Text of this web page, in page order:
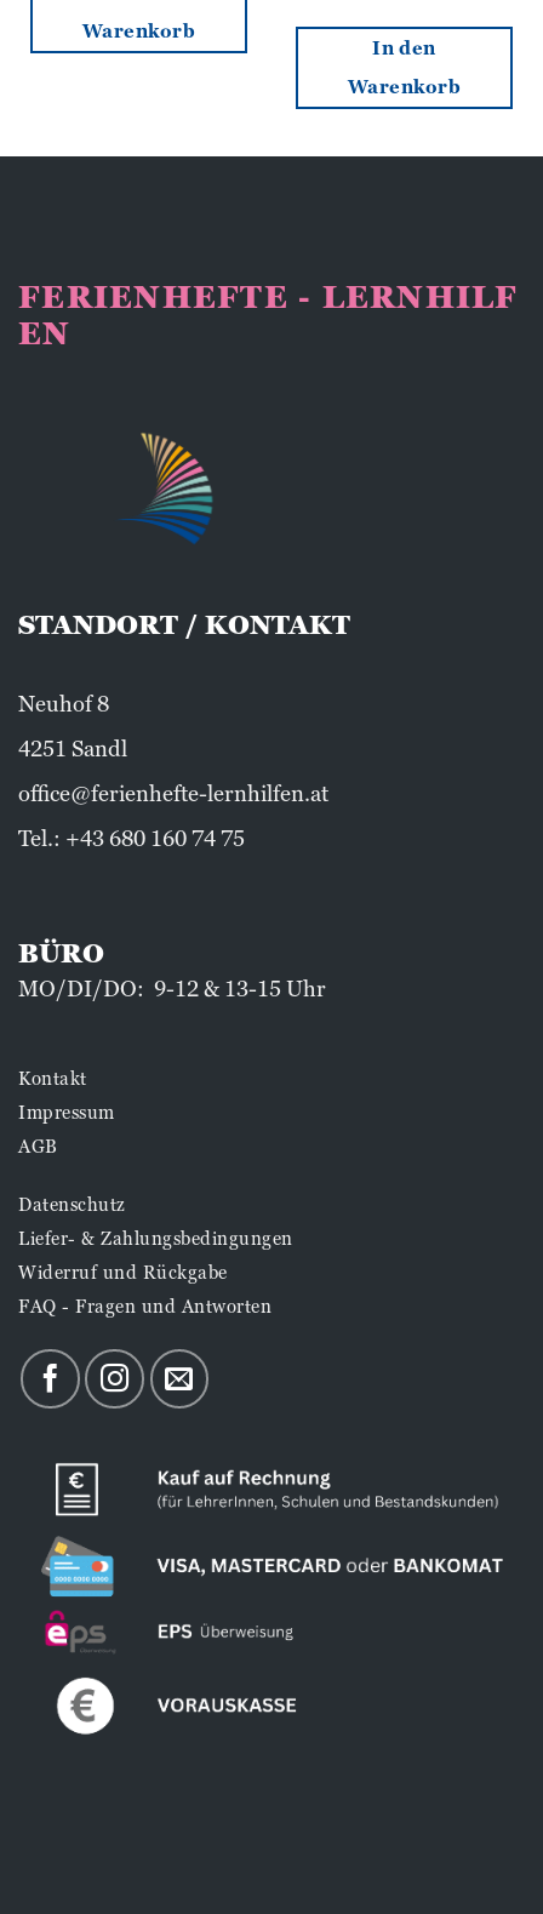
Warenkorb
In den
Warenkorb
FERIENHEFTE - LERNHILF
EN
STANDORT / KONTAKT
Neuhof 8
4251 Sandl
office@ferienhefte-lernhilfen.at
Tel.: +43 680 160 74 75
BÜRO
MO/DI/DO: 9-12 & 13-15 Uhr
Kontakt
Impressum
AGB
Datenschutz
Liefer- & Zahlungsbedingungen
Widerruf und Rückgabe
FAQ - Fragen und Antworten